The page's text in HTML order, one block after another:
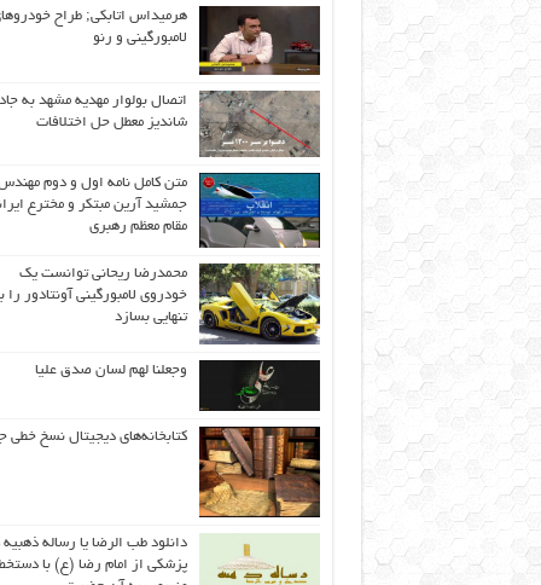
هرمیداس اتابکی; طراح
لامبورگینی و رنو
اتصال بولوار مهدیه مشهد به
شاندیز معطل حل اختلافات
متن کامل نامه اول و دوم
جمشید آرین مبتکر و مخترع
مقام معظم رهبری
محمدرضا ریحانی توانست یک
خودروی لامبورگینی آونتادور را
تنهایی بسازد
وجعلنا لهم لسان صدق علیا
کتابخانه‌های دیجیتال نسخ خطی
دانلود طب الرضا یا رساله‌ ذهبیه
پزشکی از امام رضا (ع) با